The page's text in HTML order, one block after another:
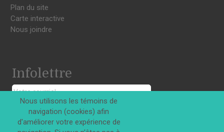
Plan du site
Carte interactive
Nous joindre
Infolettre
S'INSCRIRE
Nous utilisons les témoins de
navigation (cookies) afin
d'améliorer votre expérience de